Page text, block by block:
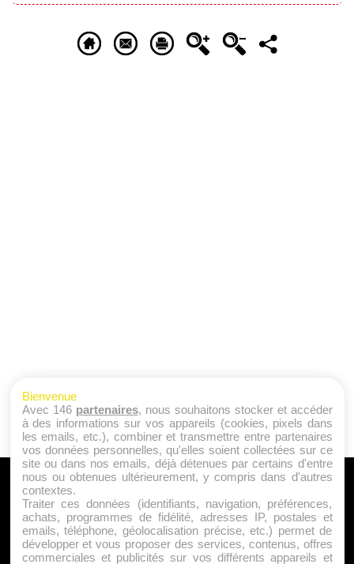
A PROPOS
Qui sommes nous ?
Mentions Légales
Publicité
Bienvenue
Avec 146 partenaires, nous souhaitons stocker et accéder
à des informations sur vos appareils (cookies, pixels dans
les emails, etc.), combiner et transmettre entre partenaires
vos données personnelles, qu'elles soient collectées sur ce
site ou dans nos emails, déjà détenues par certains d'entre
nous ou obtenues ultérieurement, y compris dans d'autres
contextes.
Traiter ces données (identifiants, navigation, préférences,
achats, programmes de fidélité, adresses IP, postales et
emails, téléphone, géolocalisation précise, etc.) permet de
développer et vous proposer des services, contenus, offres
commerciales et publicités sur vos différents appareils et